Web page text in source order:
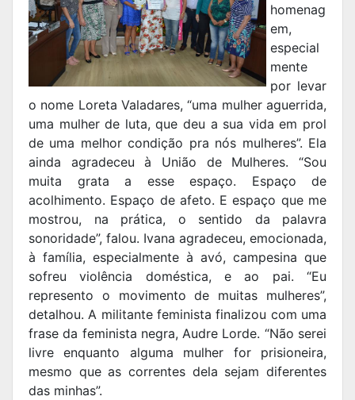
homenag
em,
especial
mente
por levar
o nome Loreta Valadares, “uma mulher aguerrida,
uma mulher de luta, que deu a sua vida em prol
de uma melhor condição pra nós mulheres”. Ela
ainda agradeceu à União de Mulheres. “Sou
muita grata a esse espaço. Espaço de
acolhimento. Espaço de afeto. E espaço que me
mostrou, na prática, o sentido da palavra
sonoridade”, falou. Ivana agradeceu, emocionada,
à família, especialmente à avó, campesina que
sofreu violência doméstica, e ao pai. “Eu
represento o movimento de muitas mulheres”,
detalhou. A militante feminista finalizou com uma
frase da feminista negra, Audre Lorde. “Não serei
livre enquanto alguma mulher for prisioneira,
mesmo que as correntes dela sejam diferentes
das minhas”.